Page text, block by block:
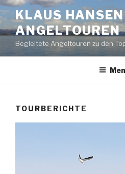
Zum
Inhalt
springen
KLAUS HANSEN
ANGELTOUREN
Begleitete Angeltouren zu den
TOURBERICHTE